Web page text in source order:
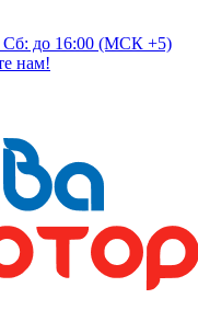
Сб: до 16:00 (МСК +5)
нам!